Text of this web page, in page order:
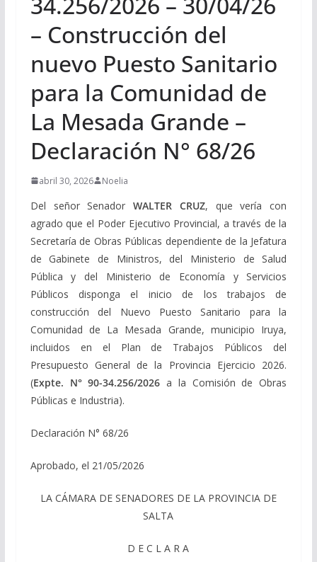
– Construcción del
nuevo Puesto Sanitario
para la Comunidad de
La Mesada Grande –
Declaración N° 68/26
abril 30, 2026 Noelia
Del señor SenadorWALTER CRUZ, que vería con
agrado que el Poder Ejecutivo Provincial, a través de la
Secretaría de Obras Públicas dependiente de la Jefatura
de Gabinete de Ministros, del Ministerio de Salud
Pública y del Ministerio de Economía y Servicios
Públicos disponga el inicio de los trabajos de
construcción del Nuevo Puesto Sanitario para la
Comunidad de La Mesada Grande, municipio Iruya,
incluidos en el Plan de Trabajos Públicos del
Presupuesto General de la Provincia Ejercicio 2026.
(Expte. N° 90-34.256/2026 a la Comisión de Obras
Públicas e Industria).
Declaración N° 68/26
Aprobado, el 21/05/2026
LA CÁMARA DE SENADORES DE LA PROVINCIA DE
SALTA
D E C L A R A